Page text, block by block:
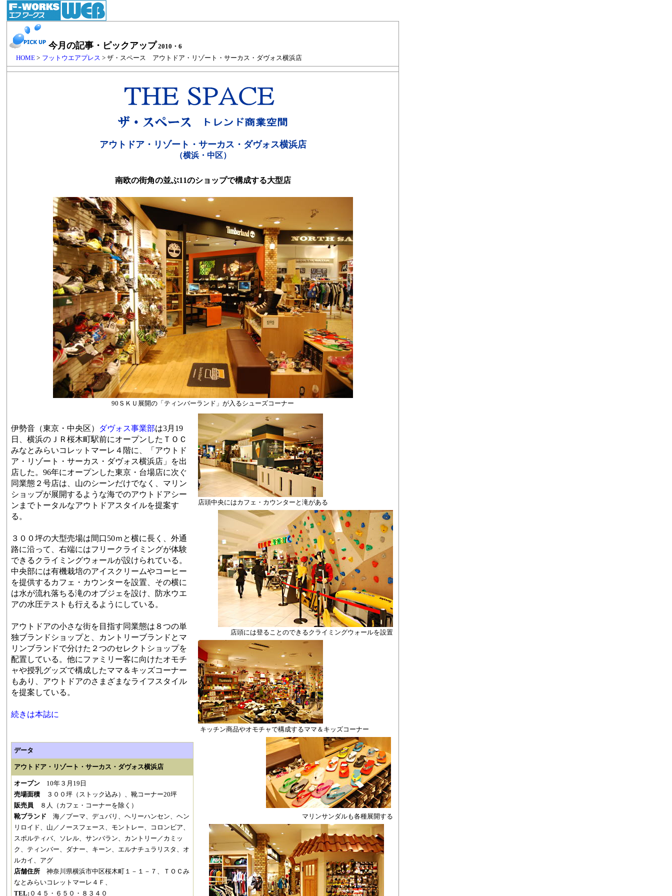
今月の記事・ピックアップ2010・6
HOME > フットウエアプレス> ザ・スペース アウトドア・リゾート・サーカス・ダヴォス横浜店
アウトドア・リゾート・サーカス・ダヴォス横浜店
（横浜・中区）
南欧の街角の並ぶ11のショップで構成する大型店
90ＳＫＵ展開の「ティンバーランド」が入るシューズコーナー
伊勢音（東京・中央区） ダヴォス事業部は3月19
日、横浜のＪＲ桜木町駅前にオープンしたＴＯＣ
みなとみらいコレットマーレ４階に、「アウトド
ア・リゾート・サーカス・ダヴォス横浜店」を出
店した。96年にオープンした東京・台場店に次ぐ
同業態２号店は、山のシーンだけでなく、マリン
ショップが展開するような海でのアウトドアシー
ンまでトータルなアウトドアスタイルを提案す
る。
３００坪の大型売場は間口50ｍと横に長く、外通
路に沿って、右端にはフリークライミングが体験
できるクライミングウォールが設けられている。
中央部には有機栽培のアイスクリームやコーヒー
を提供するカフェ・カウンターを設置、その横に
は水が流れ落ちる滝のオブジェを設け、防水ウエ
アの水圧テストも行えるようにしている。
アウトドアの小さな街を目指す同業態は８つの単
独ブランドショップと、カントリーブランドとマ
リンブランドで分けた２つのセレクトショップを
配置している。他にファミリー客に向けたオモチ
ャや授乳グッズで構成したママ＆キッズコーナー
もあり、アウトドアのさまざまなライフスタイル
を提案している。
続きは本誌に
データ
アウトドア・リゾート・サーカス・ダヴォス横浜店
オープン 10年３月19日
売場面積３００坪（ストック込み）、靴コーナー20坪
販売員 ８人（カフェ・コーナーを除く）
靴ブランド 海／プーマ、デュバリ、ヘリーハンセン、ヘン
リロイド、山／ノースフェース、モントレー、コロンビア、
スポルティバ、ソレル、サンバラン、カントリー／カミッ
ク、ティンバー、ダナー、キーン、エルナチュラリスタ、オ
ルカイ、アグ
店舗住所 神奈川県横浜市中区桜木町１－１－７、ＴＯＣみ
なとみらいコレットマーレ４Ｆ、
TEL: ０４５・６５０・８３４０
店頭中央にはカフェ・カウンターと滝がある
店頭には登ることのできるクライミングウォールを設置
キッチン商品やオモチャで構成するママ＆キッズコーナー
マリンサンダルも各種展開する